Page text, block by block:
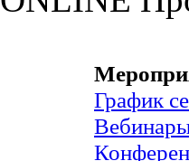
График